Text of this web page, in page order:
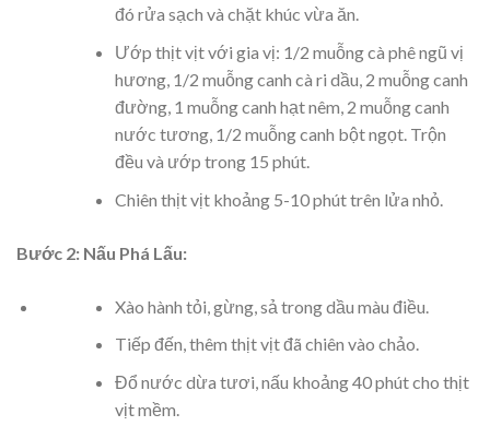
đó rửa sạch và chặt khúc vừa ăn.
Ướp thịt vịt với gia vị: 1/2 muỗng cà phê ngũ vị
hương, 1/2 muỗng canh cà ri dầu, 2 muỗng canh
đường, 1 muỗng canh hạt nêm, 2 muỗng canh
nước tương, 1/2 muỗng canh bột ngọt. Trộn
đều và ướp trong 15 phút.
Chiên thịt vịt khoảng 5-10 phút trên lửa nhỏ.
Bước 2: Nấu Phá Lấu:
Xào hành tỏi, gừng, sả trong dầu màu điều.
Tiếp đến, thêm thịt vịt đã chiên vào chảo.
Đổ nước dừa tươi, nấu khoảng 40 phút cho thịt
vịt mềm.